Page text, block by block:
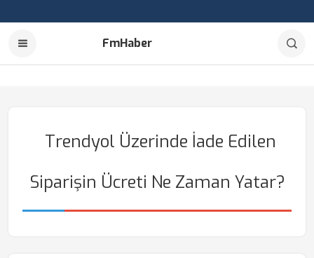
FmHaber
Trendyol Üzerinde İade Edilen
Siparişin Ücreti Ne Zaman Yatar?